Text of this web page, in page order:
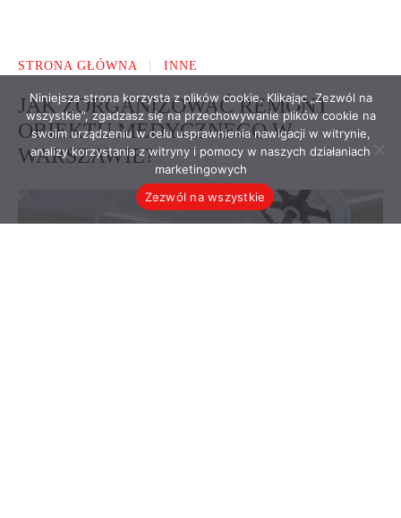
Niniejsza strona korzysta z plików cookie. Klikając „Zezwól na
wszystkie”, zgadzasz się na przechowywanie plików cookie na
swoim urządzeniu w celu usprawnienia nawigacji w witrynie,
analizy korzystania z witryny i pomocy w naszych działaniach
marketingowych
Zezwól na wszystkie